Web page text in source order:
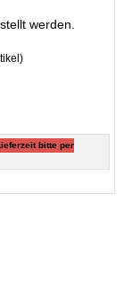
werden.
)
bitte per